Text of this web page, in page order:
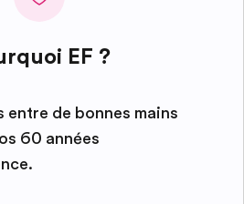
EF ?
entre de bonnes mains
60 années